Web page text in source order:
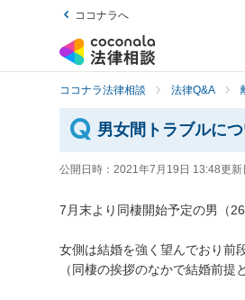
ココナラへ
ココナラ法律相談 法律Q&A
男女間トラブルにつ
公開日時： 2021年7月19日 13:48更新
7月末より同棲開始予定の男（
女側は結婚を強く望んでおり前
（同棲の挨拶のなかで結婚前提